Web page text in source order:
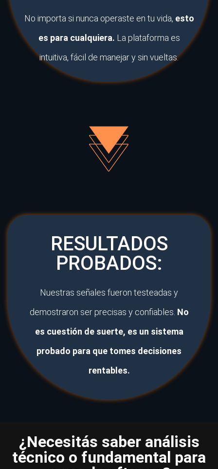
No importa si nunca operaste en tu vida, esto
es para cualquiera. La plataforma es
intuitiva, fácil de manejar y sin vueltas.
RESULTADOS
PROBADOS:
Nuestras señales fueron testeadas y
demostraron ser precisas y confiables. No
es cuestión de suerte, es un sistema
probado para que tomes decisiones
rentables.
¿Necesitás saber análisis
técnico o fundamental para